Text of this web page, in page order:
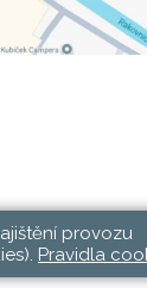
provozu
Pravidla